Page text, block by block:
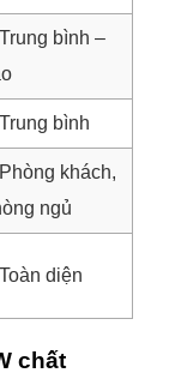
Trung bình –
Trung bình
Phòng khách,
ngủ
Toàn diện
chất